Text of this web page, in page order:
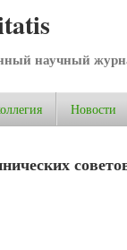
научный
Новости